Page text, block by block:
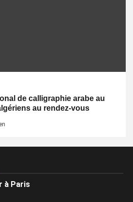
de calligraphie arabe au
au rendez-vous
à Paris